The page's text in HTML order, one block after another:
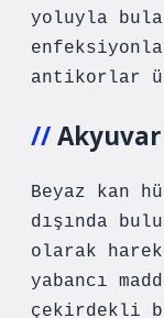
yoluyla
antikorlar
Beyaz kan
dışında
olarak
yabancı
çekirdekli